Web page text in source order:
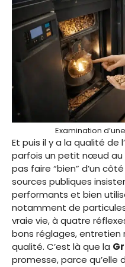
Examination
Et puis il y a la qualité de
parfois un petit nœud au
pas faire “bien” d’un
sources publiques
performants et bien
notamment de
vraie vie, à quatre
bons réglages, entretien
qualité. C’est là que la
promesse, parce qu’elle